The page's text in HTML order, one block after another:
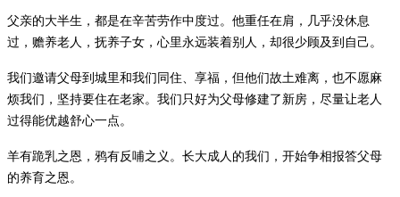
父亲的大半生，都是在辛苦劳作中度过。他重任在肩，几乎没休息
过，赡养老人，抚养子女，心里永远装着别人，却很少顾及到自己。
我们邀请父母到城里和我们同住、享福，但他们故土难离，也不愿麻
烦我们，坚持要住在老家。我们只好为父母修建了新房，尽量让老人
过得能优越舒心一点。
羊有跪乳之恩，鸦有反哺之义。长大成人的我们，开始争相报答父母
的养育之恩。